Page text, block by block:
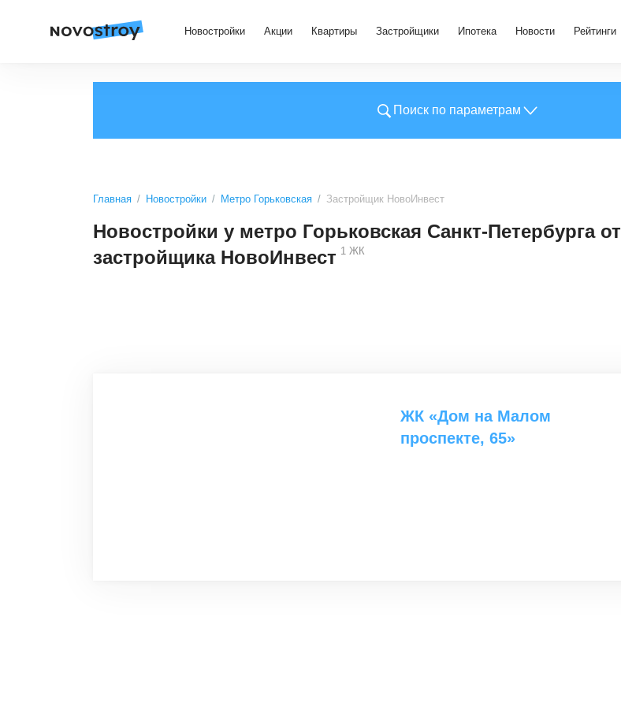
Новостройки Акции Квартиры Застройщики Ипотека Новости Рейтинги
Поиск по параметрам
Главная Новостройки Метро Горьковская Застройщик НовоИнвест
Новостройки у метро Горьковская Санкт-Петербурга от
застройщика НовоИнвест 1 ЖК
ЖК «Дом на Малом
проспекте, 65»